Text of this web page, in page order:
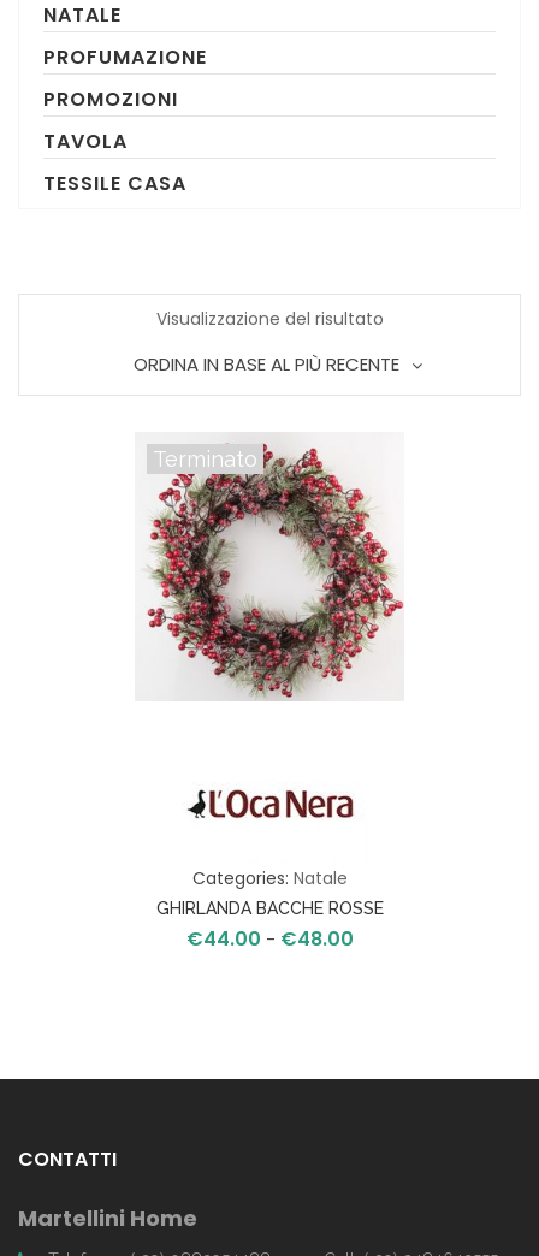
NATALE
PROFUMAZIONE
PROMOZIONI
TAVOLA
TESSILE CASA
Visualizzazione del risultato
ORDINA IN BASE AL PIÙ RECENTE
Terminato
Categories: Natale
GHIRLANDA BACCHE ROSSE
€44.00 - €48.00Fascia
a
CONTATTI
Martellini Home